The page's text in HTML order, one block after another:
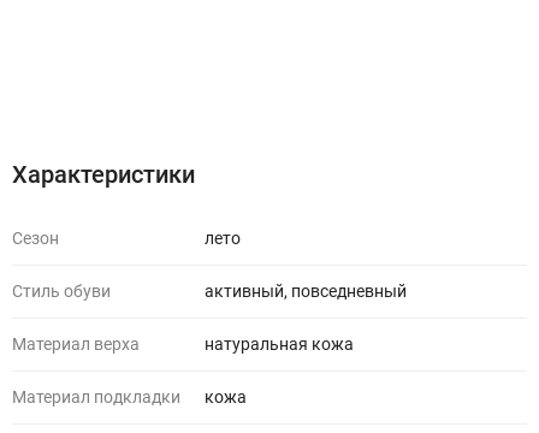
Характеристики
Сезон лето
Стиль обуви активный, повседневный
Материал верха натуральная кожа
Материал подкладки кожа